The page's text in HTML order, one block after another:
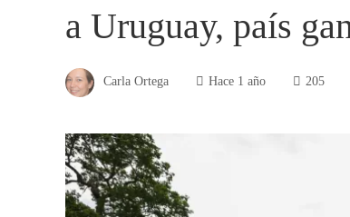
a Uruguay, país
Carla Ortega Hace 1 año 205